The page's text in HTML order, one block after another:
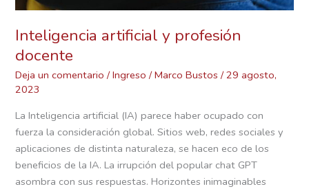
Inteligencia artificial y profesión
docente
Deja un comentario /Ingreso /Marco Bustos/29 agosto,
2023
La Inteligencia artificial (IA) parece haber ocupado con
fuerza la consideración global. Sitios web, redes sociales y
aplicaciones de distinta naturaleza, se hacen eco de los
beneficios de la IA. La irrupción del popular chat GPT
asombra con sus respuestas. Horizontes inimaginables